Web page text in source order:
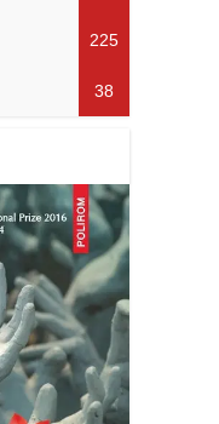
225
38